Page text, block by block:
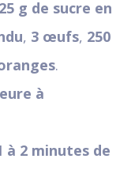
25 g de sucre en
, 3 œufs, 250
.
à
à 2 minutes de